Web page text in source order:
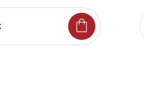
shopping_bag